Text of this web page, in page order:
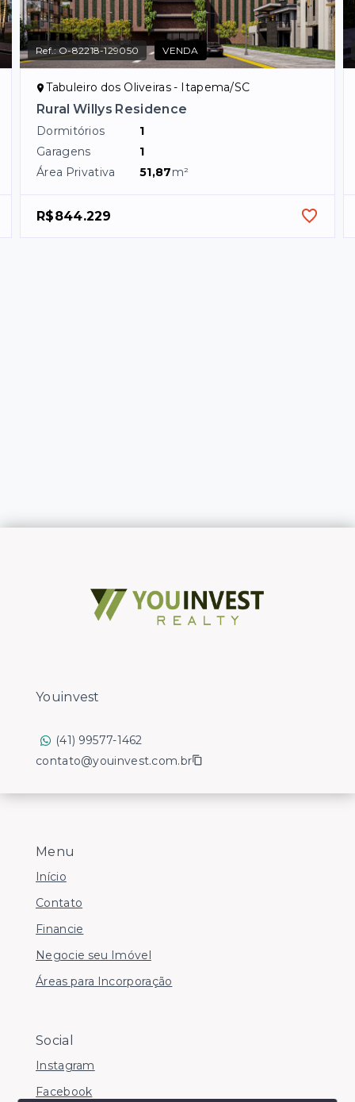
Ref.:O-82218-129050 VENDA
Tabuleiro dos Oliveiras - Itapema/SC
Rural Willys Residence
Dormitórios
1
Garagens
1
Área Privativa
51,87m²
R$844.229
Menu
Início
Contato
Financie
Negocie seu Imóvel
Áreas para Incorporação
Social
Instagram
Facebook
Youinvest
(41) 99577-1462
contato@youinvest.com.br